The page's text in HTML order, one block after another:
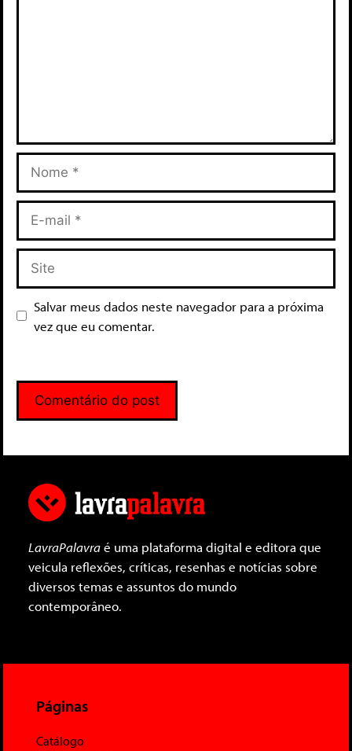
Salvar meus dados neste navegador para a próxima
vez que eu comentar.
LavraPalavraé uma plataforma digital e editora que
veicula reflexões, críticas, resenhas e notícias sobre
diversos temas e assuntos do mundo
contemporâneo.
Páginas
Catálogo